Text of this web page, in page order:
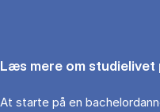
Læs mere om studielivet
At starte på en